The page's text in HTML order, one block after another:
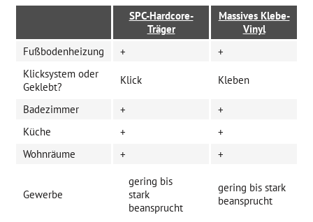
SPC-Hardcore-
Träger
Massives Klebe-
Vinyl
Fußbodenheizung
+
+
Klicksystem oder
Geklebt?
Klick Kleben
Badezimmer +
+
Küche
+
+
Wohnräume
+ +
Gewerbe
gering bis
stark
beansprucht
gering bis stark
beansprucht